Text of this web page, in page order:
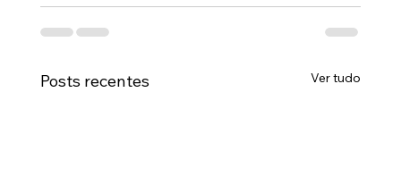
Posts recentes Ver tudo